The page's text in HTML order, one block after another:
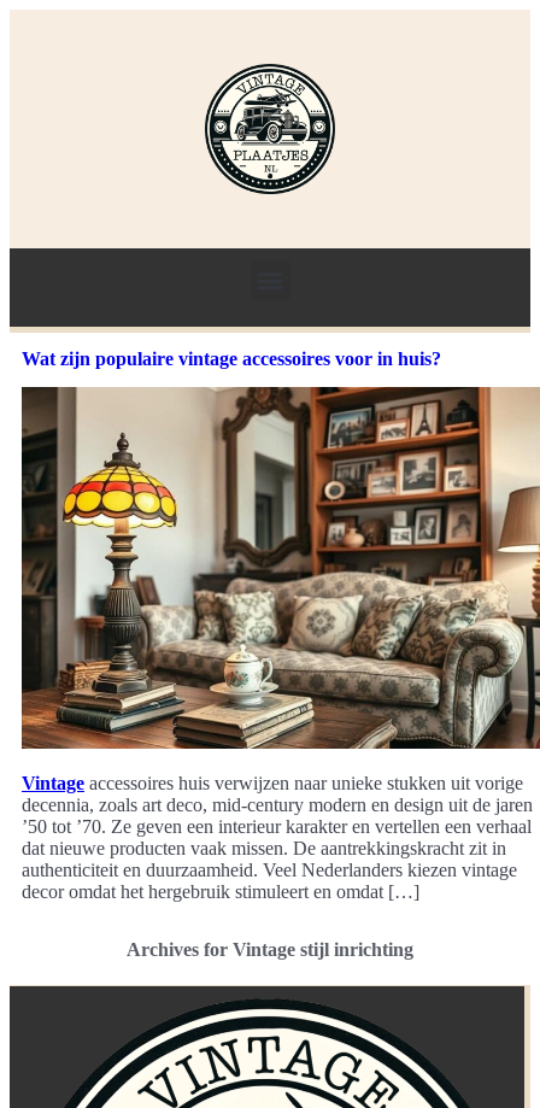
Wat zijn populaire vintage accessoires voor in huis?
Vintage accessoires huis verwijzen naar unieke stukken uit vorige
decennia, zoals art deco, mid-century modern en design uit de jaren
’50 tot ’70. Ze geven een interieur karakter en vertellen een verhaal
dat nieuwe producten vaak missen. De aantrekkingskracht zit in
authenticiteit en duurzaamheid. Veel Nederlanders kiezen vintage
decor omdat het hergebruik stimuleert en omdat […]
Archives for Vintage stijl inrichting